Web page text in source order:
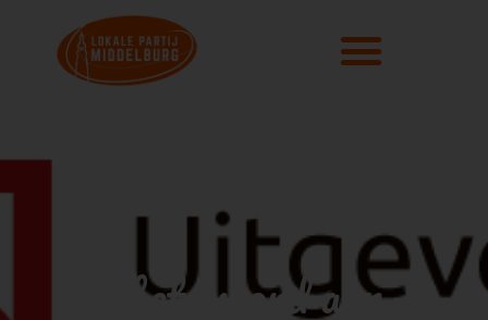
Het woord aan